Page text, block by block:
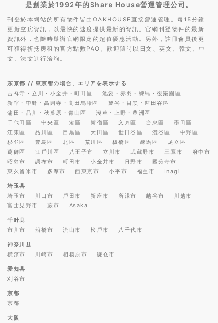
是創業於1992年的Share House營運管理公司。
刊登於本網站的所有物件皆由OAKHOUSE直接營運管理。每15分鐘
更新空房資訊，以最快的速度提供最新的資訊。官網刊登物件的最新
資訊外，也隨時舉辦官網限定的超值優惠活動。另外，註冊會員後更
可獲得折抵房租的官方點數PAO。歡迎隨時以日文、英文、韓文、中
文、法文進行洽詢。
东京都 // 東京都の場合、エリアを表示する
吉祥寺・立川・小金井・町田區
池袋・赤羽・練馬・後樂園區
新宿・中野・高圓寺・高田馬場區
澀谷・目黒・世田谷區
蒲田・品川・秋葉原・青山區
淺草・上野・豊洲區
千代田區
中央區 港區 新宿區 文京區 台東區
墨田區
江東區
品川區 目黒區 大田區 世田谷區 澀谷區
中野區
杉並區
豐島區 北區 荒川區 板橋區 練馬區
足立區
葛飾區
江戶川區 八王子市 立川市 武蔵野市 三鷹市
府中市
昭島市
調布市 町田市 小金井市 日野市
國分寺市
東久留米市
多摩市 西東京市 小平市 福生市 Inagi
埼玉县
埼玉市
川口市 戶田市 新座市 所澤市 越谷市
川越市
富士見野市
蕨市 Asaka
千叶县
市川市
船橋市 流山市 松戶市 八千代市
神奈川县
橫濱市
川崎市 相模原市 镰仓市
爱知县
刈谷市
京都
京都
大阪